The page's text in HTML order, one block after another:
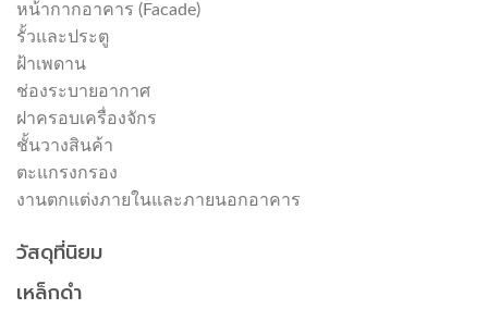
หน้ากากอาคาร (Facade)
รั้วและประตู
ฝ้าเพดาน
ช่องระบายอากาศ
ฝาครอบเครื่องจักร
ชั้นวางสินค้า
ตะแกรงกรอง
งานตกแต่งภายในและภายนอกอาคาร
วัสดุที่นิยม
เหล็กดำ